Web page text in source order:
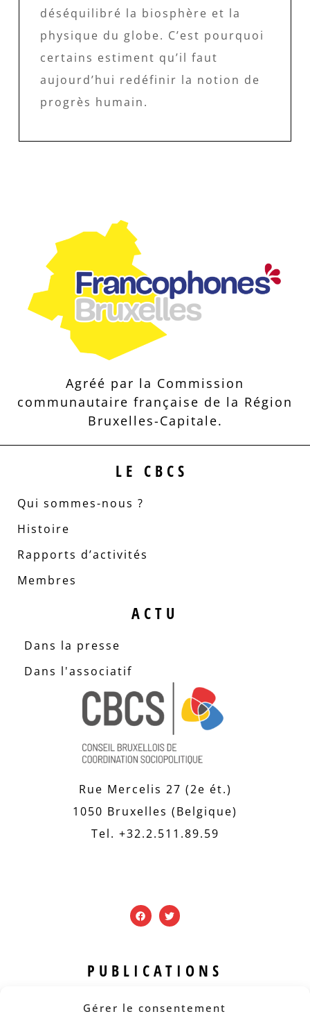
Gérer le consentement
déséquilibré la biosphère et la
physique du globe. C’est pourquoi
certains estiment qu’il faut
aujourd’hui redéfinir la notion de
progrès humain.
Agréé par la Commission
communautaire française de la Région
Bruxelles-Capitale.
LE CBCS
Qui sommes-nous ?
Histoire
Rapports d’activités
Membres
ACTU
Dans la presse
Dans l'associatif
Rue Mercelis 27 (2e ét.)
1050 Bruxelles (Belgique)
Tel. +32.2.511.89.59
PUBLICATIONS
Revue B.I.S.